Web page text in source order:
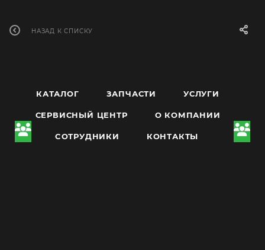
НАЗАД К СПИСКУ
КАТАЛОГ ЗАПЧАСТИ УСЛУГИ
СЕРВИСНЫЙ ЦЕНТР О КОМПАНИИ
CОТРУДНИКИ КОНТАКТЫ